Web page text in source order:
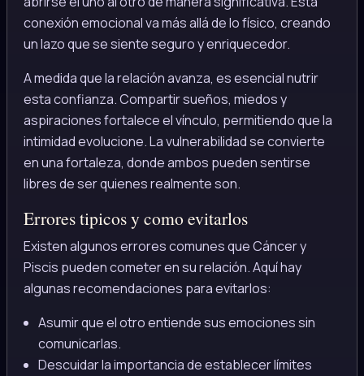
conexión emocional va más allá de lo físico, creando
un lazo que se siente seguro y enriquecedor.
A medida que la relación avanza, es esencial nutrir
esta confianza. Compartir sueños, miedos y
aspiraciones fortalece el vínculo, permitiendo que la
intimidad evolucione. La vulnerabilidad se convierte
en una fortaleza, donde ambos pueden sentirse
libres de ser quienes realmente son.
Errores tipicos y como evitarlos
Existen algunos errores comunes que Cáncer y
Piscis pueden cometer en su relación. Aquí hay
algunas recomendaciones para evitarlos:
Asumir que el otro entiende sus emociones sin
comunicarlas.
Descuidar la importancia de establecer límites